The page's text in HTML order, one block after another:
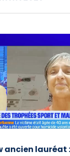
ancien lauréat :